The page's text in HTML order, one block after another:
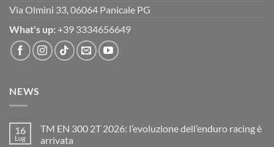
Via Olmini 33, 06064 Panicale PG
What's up: +39 3334656649
NEWS
16
Lug
TM EN 300 2T 2026: l’evoluzione dell’enduro racing è
arrivata